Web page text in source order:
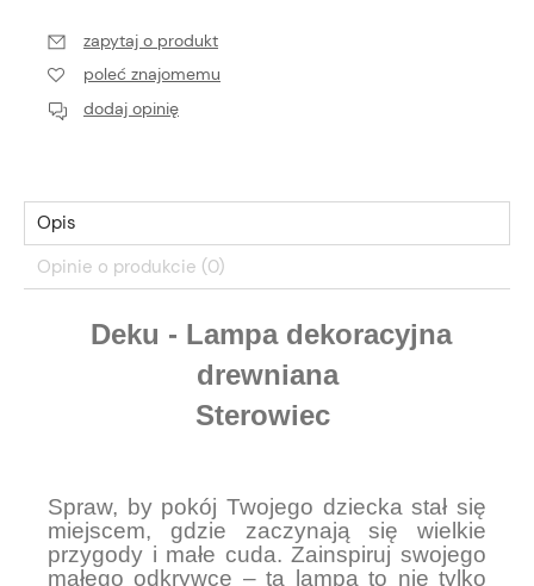
zapytaj o produkt
poleć znajomemu
dodaj opinię
Opis
Opinie o produkcie (0)
Deku - Lampa dekoracyjna
drewniana
Sterowiec
Spraw, by pokój Twojego dziecka stał się
miejscem, gdzie zaczynają się wielkie
przygody i małe cuda. Zainspiruj swojego
małego odkrywcę – ta lampa to nie tylko